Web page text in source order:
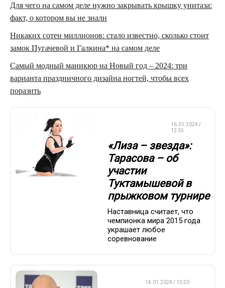
Для чего на самом деле нужно закрывать крышку унитаза:
факт, о котором вы не знали
Никаких сотен миллионов: стало известно, сколько стоит
замок Пугачевой и Галкина* на самом деле
Самый модный маникюр на Новый год – 2024: три
варианта праздничного дизайна ногтей, чтобы всех
поразить
16.01.2024 /
12:35
«Лиза – звезда»:
Тарасова – об
участии
Туктамышевой в
прыжковом турнире
Наставница считает, что
чемпионка мира 2015 года
украшает любое
соревнование
14.01.2024 / 13:20